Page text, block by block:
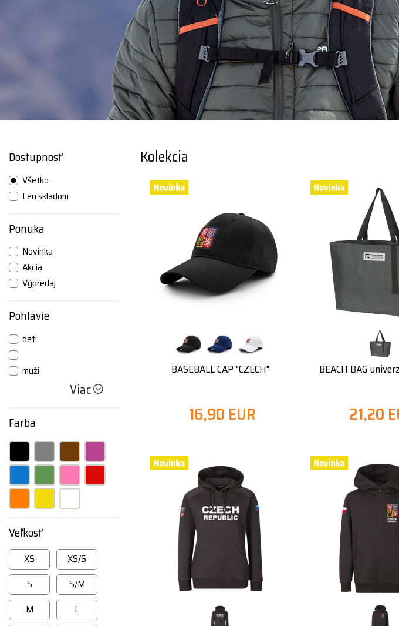
Dostupnosť
Všetko
Len skladom
Ponuka
Novinka
Akcia
Výpredaj
Pohlavie
deti
muži
Viac
Farba
Veľkosť
XS
XS/S
S
S/M
M
L
Kolekcia
BASEBALL CAP "CZECH"
16,90 EUR
BEACH BAG
21,20